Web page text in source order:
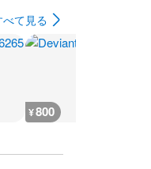
べて見る
¥800